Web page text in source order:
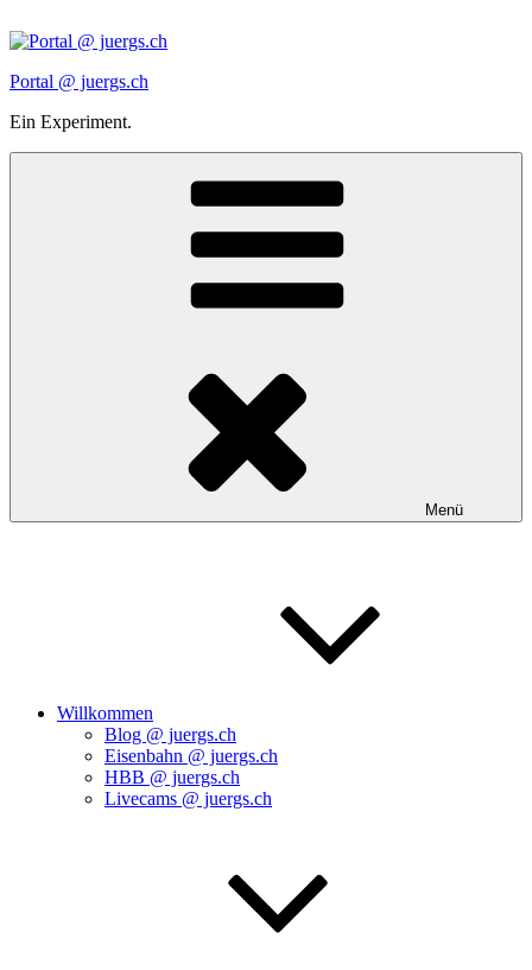
Inhalt
Portal @ juergs.ch
Ein Experiment.
Menü
Willkommen
Blog @ juergs.ch
Eisenbahn @ juergs.ch
HBB @ juergs.ch
Livecams @ juergs.ch